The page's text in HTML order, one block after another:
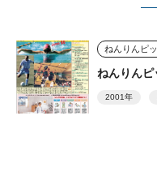
ねんりん
2001年